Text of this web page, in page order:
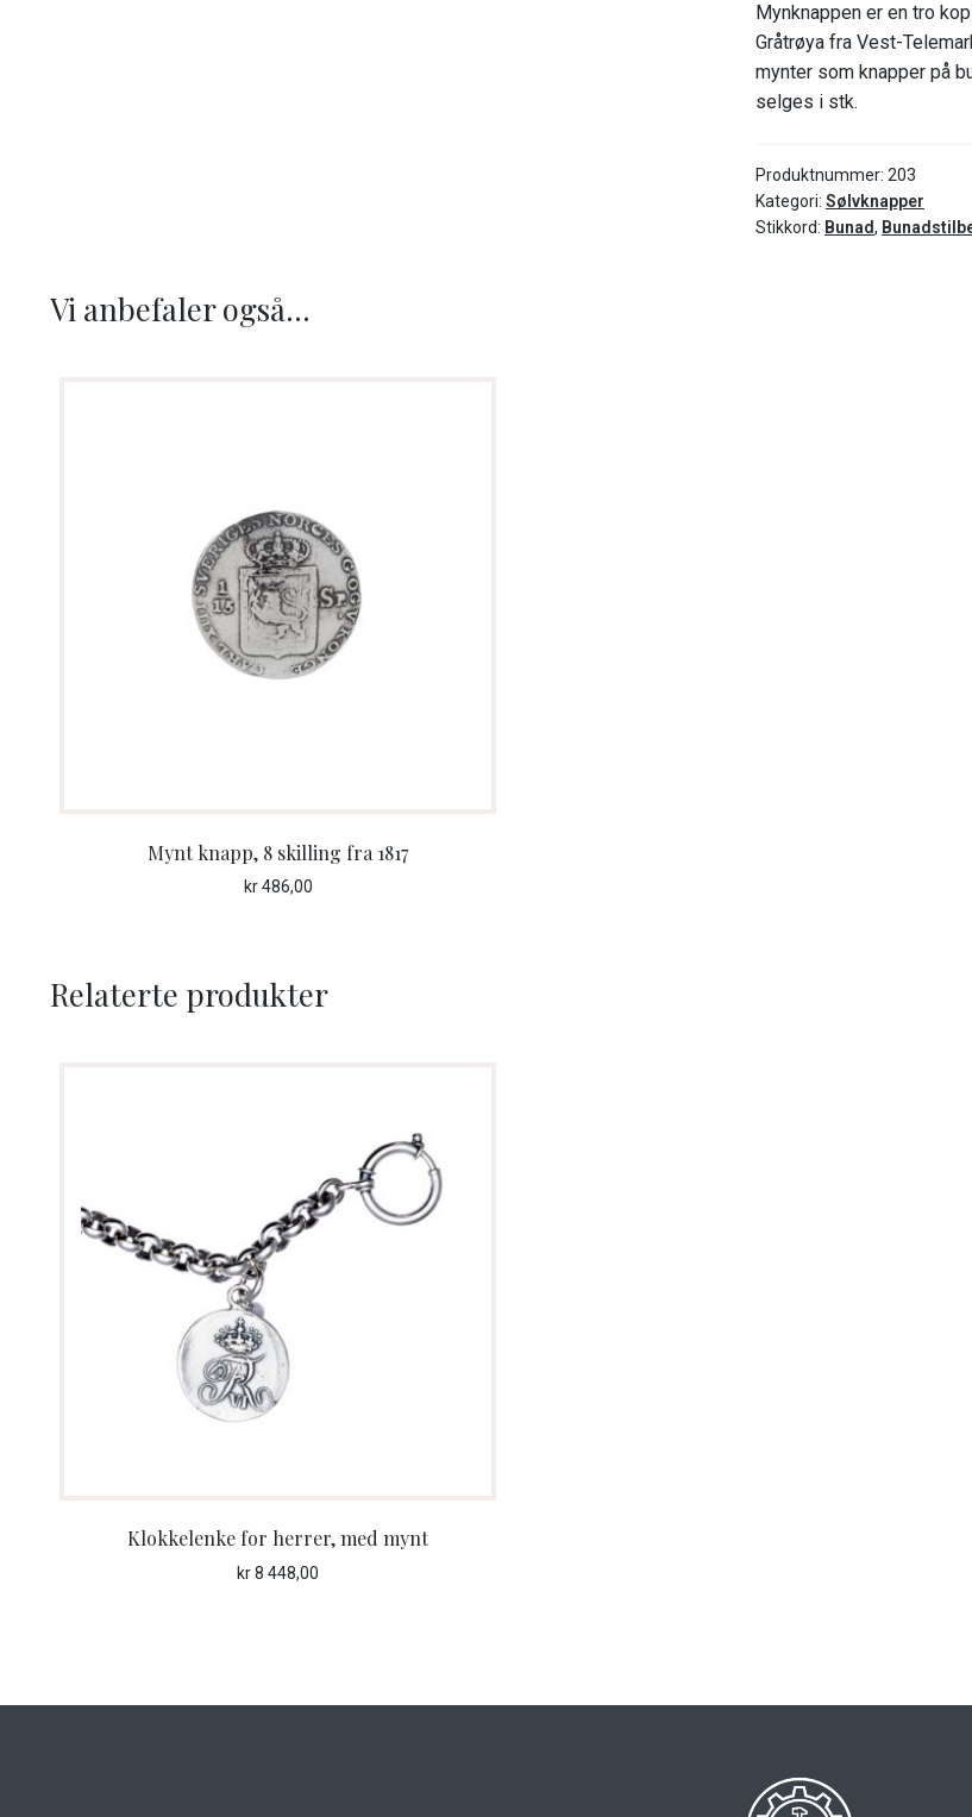
antall
Mynknappen er en tro
Gråtrøya fra Vest-
mynter som knapper på
selges i stk.
Produktnummer: 203
Kategori: Sølvknapper
Stikkord: Bunad,
Vi anbefaler også...
Mynt knapp, 8 skilling fra 1817
kr486,00
Relaterte produkter
Klokkelenke for herrer, med mynt
kr8 448,00